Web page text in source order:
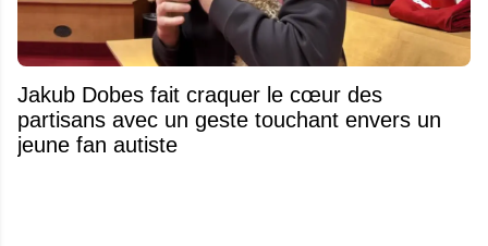
Jakub Dobes fait craquer le cœur des
partisans avec un geste touchant envers un
jeune fan autiste